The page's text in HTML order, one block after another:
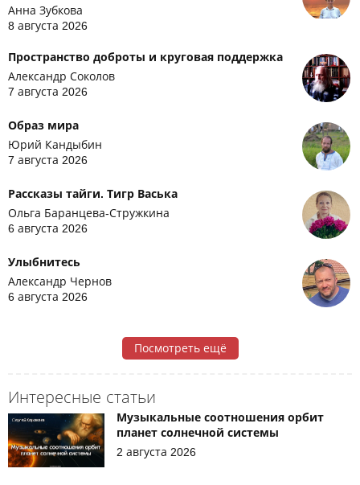
Анна Зубкова
8 августа 2026
Пространство доброты и круговая поддержка
Александр Соколов
7 августа 2026
Образ мира
Юрий Кандыбин
7 августа 2026
Рассказы тайги. Тигр Васька
Ольга Баранцева-Стружкина
6 августа 2026
Улыбнитесь
Александр Чернов
6 августа 2026
Посмотреть ещё
Интересные статьи
Музыкальные соотношения орбит
планет солнечной системы
2 августа 2026